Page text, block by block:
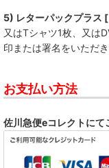
BUMBASTICKS
DASHING STRAIGHT
DDT
5) レターパックプラス
又はTシャツ1枚、又は
印または署名をいただ
お支払い方法
佐川急便eコレクトにて